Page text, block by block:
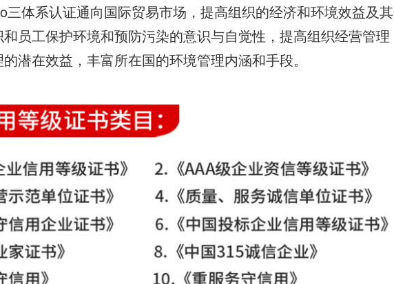
三体系认证通向国际贸易市场，提高组织的经济和环境效益及其
员工保护环境和预防污染的意识与自觉性，提高组织经营管理
潜在效益，丰富所在国的环境管理内涵和手段。